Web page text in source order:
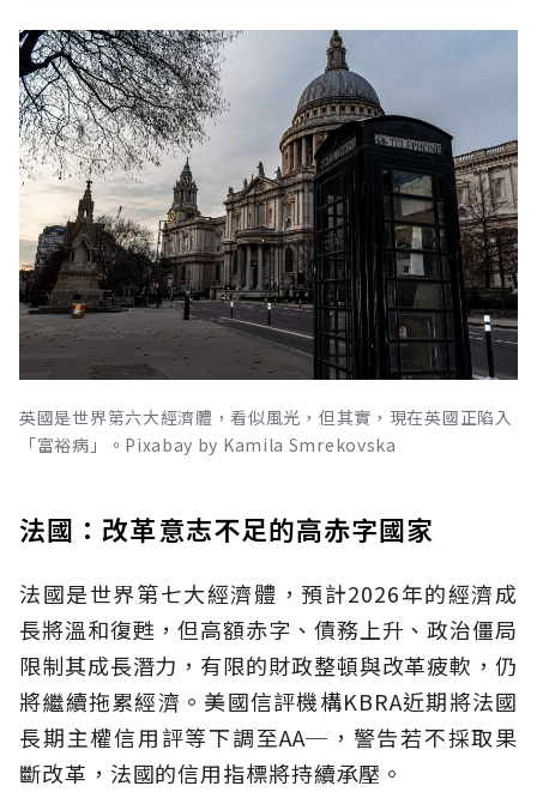
英國是世界第六大經濟體，看似風光，但其實，現在英國正陷入
「富裕病」。Pixabay by Kamila Smrekovska
法國：改革意志不足的高赤字國家
法國是世界第七大經濟體，預計2026年的經濟成
長將溫和復甦，但高額赤字、債務上升、政治僵局
限制其成長潛力，有限的財政整頓與改革疲軟，仍
將繼續拖累經濟。美國信評機構KBRA近期將法國
長期主權信用評等下調至AA─，警告若不採取果
斷改革，法國的信用指標將持續承壓。